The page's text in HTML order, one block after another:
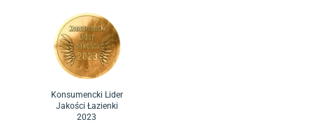
Konsumencki Lider
Jakości Łazienki
2023